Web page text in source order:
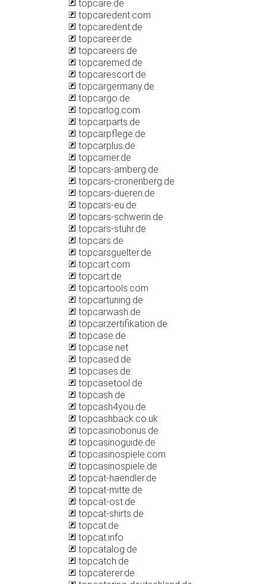
topcare.de
topcaredent.com
topcaredent.de
topcareer.de
topcareers.de
topcaremed.de
topcarescort.de
topcargermany.de
topcargo.de
topcarlog.com
topcarparts.de
topcarpflege.de
topcarplus.de
topcarrier.de
topcars-amberg.de
topcars-cronenberg.de
topcars-dueren.de
topcars-eu.de
topcars-schwerin.de
topcars-stuhr.de
topcars.de
topcarsguelter.de
topcart.com
topcart.de
topcartools.com
topcartuning.de
topcarwash.de
topcarzertifikation.de
topcase.de
topcase.net
topcased.de
topcases.de
topcasetool.de
topcash.de
topcash4you.de
topcashback.co.uk
topcasinobonus.de
topcasinoguide.de
topcasinospiele.com
topcasinospiele.de
topcat-haendler.de
topcat-mitte.de
topcat-ost.de
topcat-shirts.de
topcat.de
topcat.info
topcatalog.de
topcatch.de
topcaterer.de